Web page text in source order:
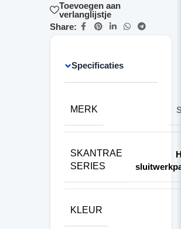
Toevoegen aan
verlanglijstje
Share:
Specificaties
MERK
SKANTRAE
SERIES
KLEUR